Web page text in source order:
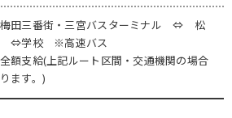
田三番街・三宮バスターミナル ⇔ 松
⇔学校 ※高速バス
額支給(上記ルート区間・交通機関の場合
ます。)